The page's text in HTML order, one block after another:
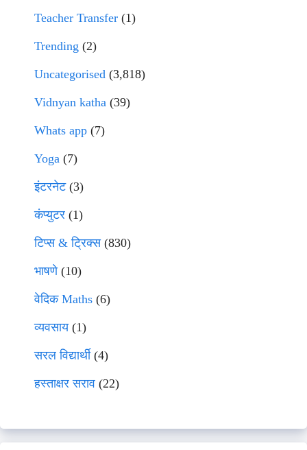
Teacher Transfer (1)
Trending (2)
Uncategorised (3,818)
Vidnyan katha (39)
Whats app (7)
Yoga (7)
इंटरनेट(3)
कंप्युटर (1)
टिप्स & ट्रिक्स(830)
भाषणे(10)
वेदिक Maths (6)
व्यवसाय(1)
सरल विद्यार्थी(4)
हस्ताक्षर सराव (22)